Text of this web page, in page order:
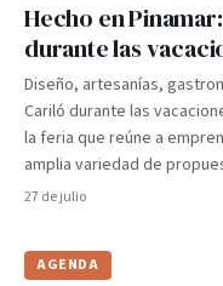
Hecho en
durante las
Diseño, artesanías,
Cariló durante las
la feria que reúne a
amplia variedad de
27 de julio
AGENDA